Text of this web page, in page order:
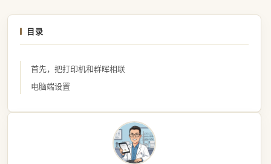
目录
首先，把打印机和群晖相联
电脑端设置